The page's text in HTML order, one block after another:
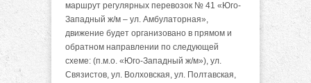
маршрут регулярных перевозок № 41 «Юго-
Западный ж/м – ул. Амбулаторная»,
движение будет организовано в прямом и
обратном направлении по следующей
схеме: (п.м.о. «Юго-Западный ж/м»), ул.
Связистов, ул. Волховская, ул. Полтавская,